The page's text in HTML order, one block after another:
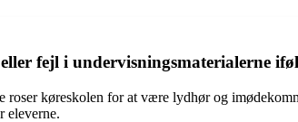
fejl i undervisningsmaterialerne
køreskolen for at være lydhør og
eleverne.